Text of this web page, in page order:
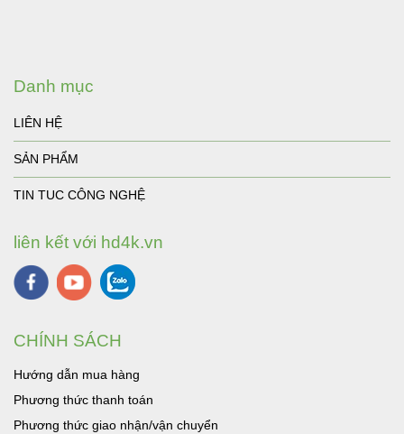
Danh mục
LIÊN HỆ
SẢN PHẨM
TIN TUC CÔNG NGHỆ
liên kết với hd4k.vn
CHÍNH SÁCH
Hướng dẫn mua hàng
Phương thức thanh toán
Phương thức giao nhận/vận chuyển